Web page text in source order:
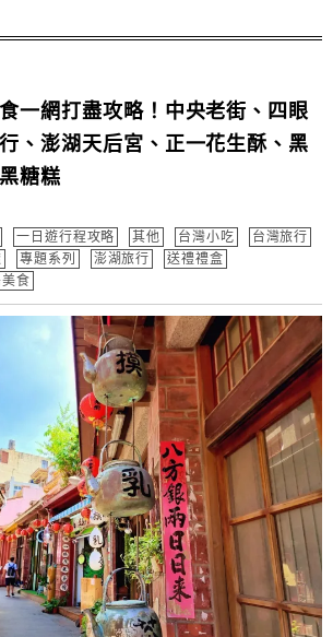
一網打盡攻略！中央老街、四眼
、澎湖天后宮、正一花生酥、黑
糖糕
一日遊行程攻略 其他 台灣小吃
台灣旅行
專題系列 澎湖旅行
送禮禮盒
食